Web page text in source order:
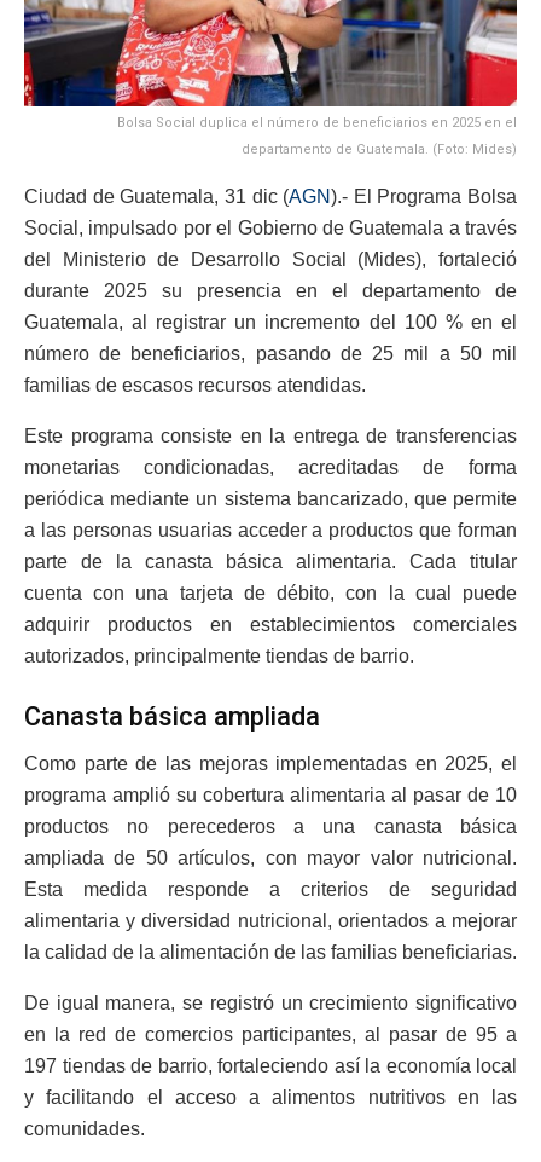
Bolsa Social duplica el número de beneficiarios en 2025 en el
departamento de Guatemala. (Foto: Mides)
Ciudad de Guatemala, 31 dic (AGN).- El Programa Bolsa
Social, impulsado por el Gobierno de Guatemala a través
del Ministerio de Desarrollo Social (Mides), fortaleció
durante 2025 su presencia en el departamento de
Guatemala, al registrar un incremento del 100 % en el
número de beneficiarios, pasando de 25 mil a 50 mil
familias de escasos recursos atendidas.
Este programa consiste en la entrega de transferencias
monetarias condicionadas, acreditadas de forma
periódica mediante un sistema bancarizado, que permite
a las personas usuarias acceder a productos que forman
parte de la canasta básica alimentaria. Cada titular
cuenta con una tarjeta de débito, con la cual puede
adquirir productos en establecimientos comerciales
autorizados, principalmente tiendas de barrio.
Canasta básica ampliada
Como parte de las mejoras implementadas en 2025, el
programa amplió su cobertura alimentaria al pasar de 10
productos no perecederos a una canasta básica
ampliada de 50 artículos, con mayor valor nutricional.
Esta medida responde a criterios de seguridad
alimentaria y diversidad nutricional, orientados a mejorar
la calidad de la alimentación de las familias beneficiarias.
De igual manera, se registró un crecimiento significativo
en la red de comercios participantes, al pasar de 95 a
197 tiendas de barrio, fortaleciendo así la economía local
y facilitando el acceso a alimentos nutritivos en las
comunidades.